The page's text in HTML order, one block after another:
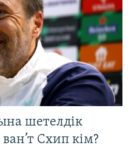
шетелдік
Схип кім?